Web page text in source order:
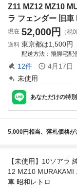
旧車 当時物●
Z11 MZ12 MZ10
ラ フェンダー 旧車
現在 52,000円
（税0
送料 東京都は1,500円
配送方法
飛脚宅配
12件 4月17日
未使用
あなただけの特
5,000円相当、落札価格が
【未使用】10ソアラ
12 MZ10 MURAKAMI
車 昭和レトロ